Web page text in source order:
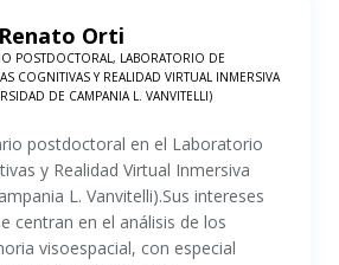
Orti
POSTDOCTORAL, LABORATORIO DE
COGNITIVAS Y REALIDAD VIRTUAL INMERSIVA
DE CAMPANIA L. VANVITELLI)
postdoctoral en el Laboratorio
y Realidad Virtual Inmersiva
L. Vanvitelli).Sus intereses
centran en el análisis de los
visoespacial, con especial